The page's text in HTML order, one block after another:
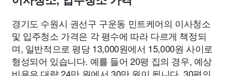
경기도 수원시 권선구 구운동 민트케어의 이사청소
및 입주청소 가격은 각 평수에 따라 다르게 책정되
며, 일반적으로 평당 13,000원에서 15,000원 사이로
형성되어 있습니다. 예를 들어 20평 집의 경우, 예상